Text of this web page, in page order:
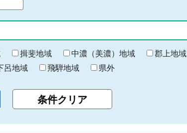
揖斐地域 中濃（美濃）地域
郡上地域
呂地域 飛騨地域 県外